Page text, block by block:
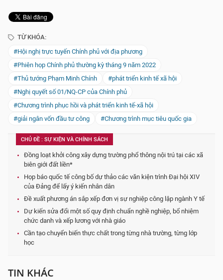
TỪ KHÓA:
#Hội nghị trực tuyến Chính phủ với địa phương
#Phiên họp Chính phủ thường kỳ tháng 9 năm 2022
#Thủ tướng Phạm Minh Chính
#phát triển kinh tế xã hội
#Nghị quyết số 01/NQ-CP của Chính phủ
#Chương trình phục hồi và phát triển kinh tế-xã hội
#giải ngân vốn đầu tư công
#Chương trình mục tiêu quốc gia
CHỦ ĐỀ : SỰ KIỆN VÀ CHÍNH SÁCH
Đồng loạt khởi công xây dựng trường phổ thông nội trú tại các xã
biên giới đất liền*
Họp báo quốc tế công bố dự thảo các văn kiện trình Đại hội XIV
của Đảng để lấy ý kiến nhân dân
Đề xuất phương án sắp xếp đơn vị sự nghiệp công lập ngành Y tế
Dự kiến sửa đổi một số quy định chuẩn nghề nghiệp, bổ nhiệm
chức danh và xếp lương với nhà giáo
Cần tạo chuyển biến thực chất trong từng nhà trường, từng lớp
học
TIN KHÁC